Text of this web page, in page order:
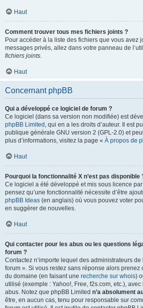
Haut
Comment trouver tous mes fichiers joints ?
Pour accéder à la liste des fichiers que vous avez
messages privés, allez dans votre panneau de
fichiers joints.
Haut
Concernant phpBB
Qui a développé ce logiciel de forum ?
Ce logiciel (dans sa version non modifiée) est
phpBB Limited , qui en a les droits d’auteur. Il est
publique générale GNU version 2 (GPL-2.0) et
plus d’informations, visitez la page « À propos de
Haut
Pourquoi la fonctionnalité X n’est pas disponible
Ce logiciel a été développé et mis sous licence
pensez qu’une fonctionnalité nécessite d’être
phpBB Ideas (en anglais) où vous pouvez voter
en suggérer de nouvelles.
Haut
Qui contacter pour les abus ou les questions
forum ?
Contactez n’importe lequel des administrateurs de
forum ». Si vous restez sans réponse alors prenez
du domaine (en faisant une recherche sur whois)
utilisé (exemple : Yahoo!, Free, f2s.com, etc.),
abus. Notez que phpBB Limited n’a absolument
être, en aucun cas, tenu pour responsable sur